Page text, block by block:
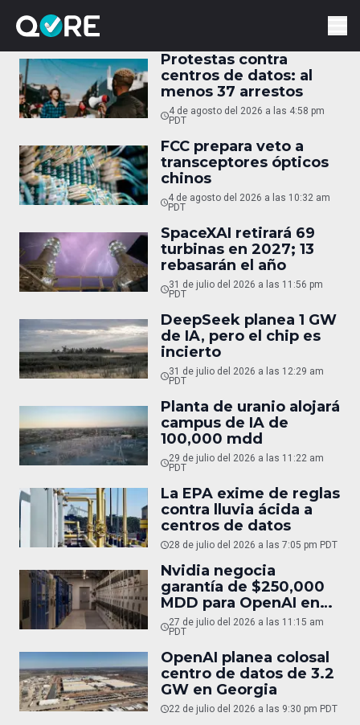
Protestas contra
centros de datos: al
menos 37 arrestos
4 de agosto del 2026 a las 4:58 pm
PDT
FCC prepara veto a
transceptores ópticos
chinos
4 de agosto del 2026 a las 10:32 am
PDT
SpaceXAI retirará 69
turbinas en 2027; 13
rebasarán el año
31 de julio del 2026 a las 11:56 pm
PDT
DeepSeek planea 1 GW
de IA, pero el chip es
incierto
31 de julio del 2026 a las 12:29 am
PDT
Planta de uranio alojará
campus de IA de
100,000 mdd
29 de julio del 2026 a las 11:22 am
PDT
La EPA exime de reglas
contra lluvia ácida a
centros de datos
28 de julio del 2026 a las 7:05 pm PDT
Nvidia negocia
garantía de $250,000
MDD para OpenAI en
Ohio
27 de julio del 2026 a las 11:15 am
PDT
OpenAI planea colosal
centro de datos de 3.2
GW en Georgia
22 de julio del 2026 a las 9:30 pm PDT